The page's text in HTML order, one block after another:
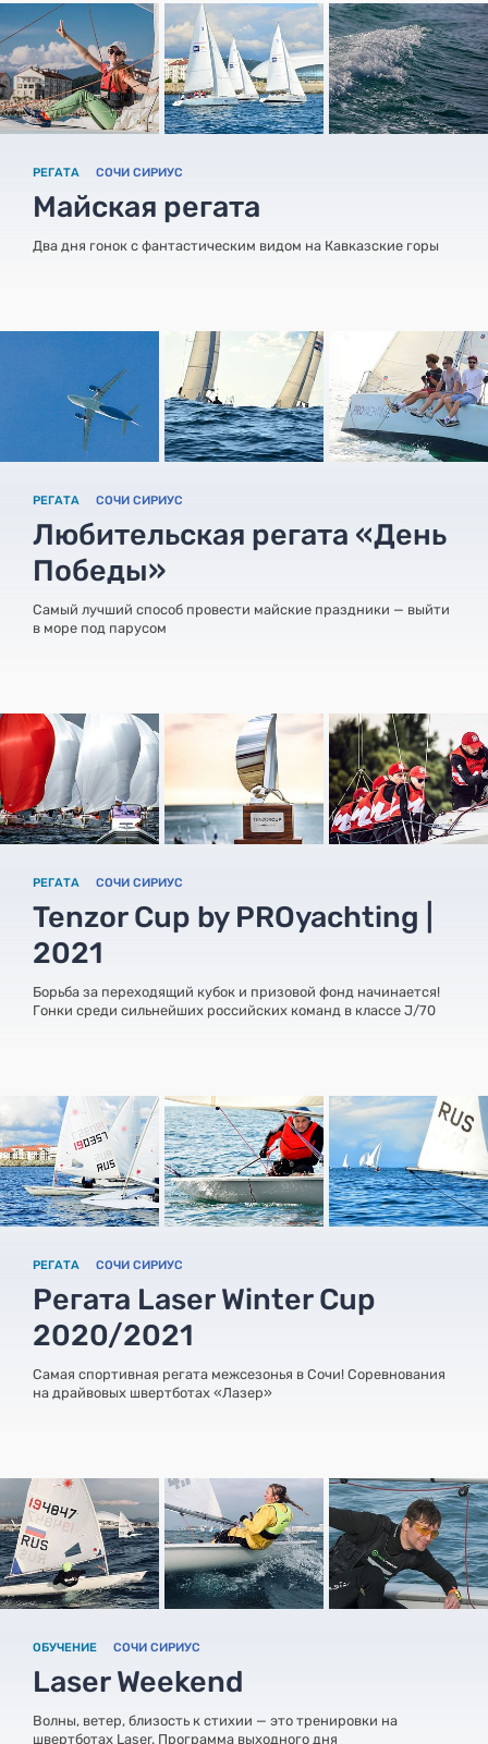
РЕГАТА СОЧИ СИРИУС
Майская регата
Два дня гонок с фантастическим видом на Кавказские горы
РЕГАТА СОЧИ СИРИУС
Любительская регата «День
Победы»
Самый лучший способ провести майские праздники — выйти
в море под парусом
РЕГАТА СОЧИ СИРИУС
Tenzor Cup by PROyachting |
2021
Борьба за переходящий кубок и призовой фонд начинается!
Гонки среди сильнейших российских команд в классе J/70
РЕГАТА СОЧИ СИРИУС
Регата Laser Winter Cup
2020/2021
Самая спортивная регата межсезонья в Сочи! Соревнования
на драйвовых швертботах «Лазер»
ОБУЧЕНИЕ СОЧИ СИРИУС
Laser Weekend
Волны, ветер, близость к стихии — это тренировки на
швертботах Laser. Программа выходного дня